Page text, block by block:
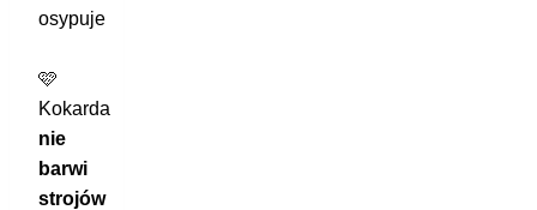
osypuje
🩷
Kokarda
nie
barwi
strojów